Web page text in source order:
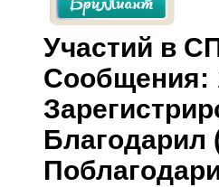
Участий в
Сообщения:
Благодарил